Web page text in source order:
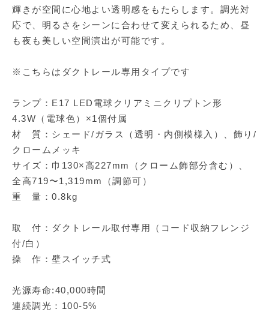
輝きが空間に心地よい透明感をもたらします。調光対
応で、明るさをシーンに合わせて変えられるため、昼
も夜も美しい空間演出が可能です。
※こちらはダクトレール専用タイプです
ランプ：E17 LED電球クリアミニクリプトン形
4.3W（電球色）×1個付属
材 質：シェード/ガラス（透明・内側模様入）、飾り/
クロームメッキ
サイズ：巾130×高227mm（クローム飾部分含む）、
全高719〜1,319mm（調節可）
重 量：0.8kg
取 付：ダクトレール取付専用（コード収納フレンジ
付/白）
操 作：壁スイッチ式
光源寿命:40,000時間
連続調光：100-5%